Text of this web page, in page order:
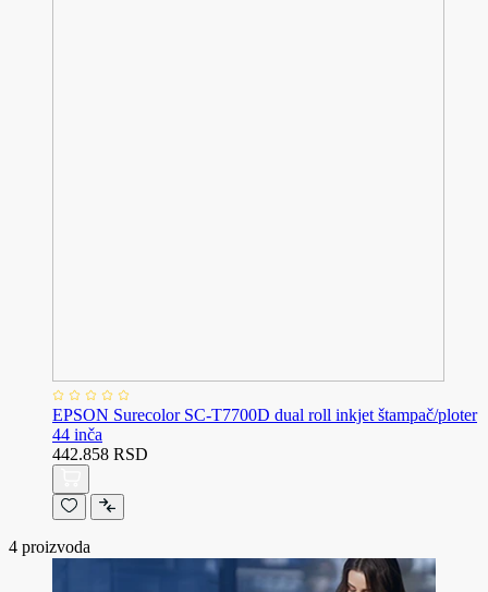
EPSON Surecolor SC-T7700D dual roll inkjet štampač/ploter
44 inča
442.858 RSD
4 proizvoda